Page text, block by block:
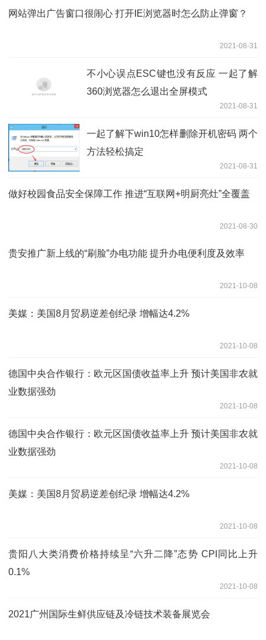
网站弹出广告窗口很闹心 打开IE浏览器时怎么防止弹窗？
2021-08-31
不小心误点ESC键也没有反应 一起了解
360浏览器怎么退出全屏模式
2021-08-31
一起了解下win10怎样删除开机密码 两个
方法轻松搞定
2021-08-31
做好校园食品安全保障工作 推进“互联网+明厨亮灶”全覆盖
2021-08-30
贵安推广新上线的“刷脸”办电功能 提升办电便利度及效率
2021-10-08
美媒：美国8月贸易逆差创纪录 增幅达4.2%
2021-10-08
德国中央合作银行：欧元区国债收益率上升 预计美国非农就
业数据强劲
2021-10-08
德国中央合作银行：欧元区国债收益率上升 预计美国非农就
业数据强劲
2021-10-08
美媒：美国8月贸易逆差创纪录 增幅达4.2%
2021-10-08
贵阳八大类消费价格持续呈“六升二降”态势 CPI同比上升
0.1%
2021-10-08
2021广州国际生鲜供应链及冷链技术装备展览会